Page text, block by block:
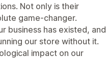
Not only is their
game-changer.
business has existed, and
our store without it.
impact on our